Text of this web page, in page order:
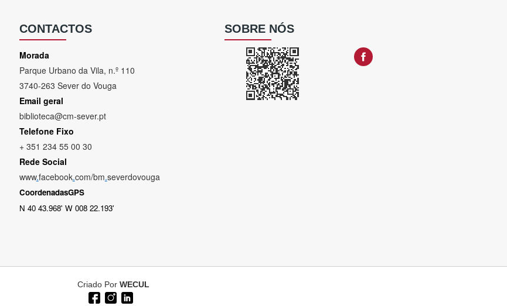
CONTACTOS
Morada
Parque Urbano da Vila, n.º 110
3740-263 Sever do Vouga
Email geral
biblioteca@cm-sever.pt
Telefone Fixo
+ 351 234 55 00 30
Rede Social
www.facebook.com/bm.severdovouga
CoordenadasGPS
N 40 43.968' W 008 22.193'
SOBRE NÓS
Criado Por WECUL